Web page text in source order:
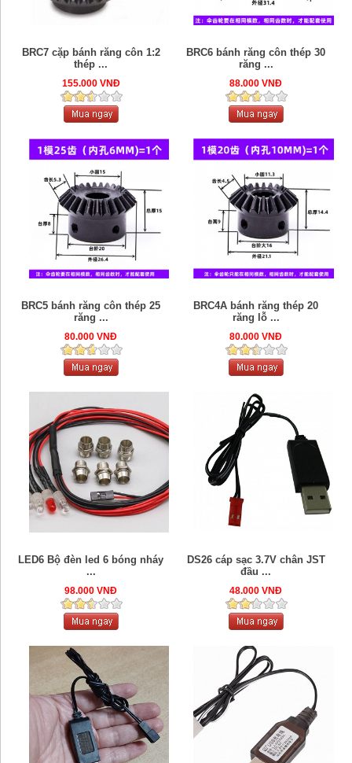
BRC7 cặp bánh răng côn 1:2
thép ...
155.000 VNĐ
BRC6 bánh răng côn thép 30
răng ...
88.000 VNĐ
BRC5 bánh răng côn thép 25
răng ...
80.000 VNĐ
BRC4A bánh răng thép 20
răng lỗ ...
80.000 VNĐ
LED6 Bộ đèn led 6 bóng nháy
...
98.000 VNĐ
DS26 cáp sạc 3.7V chân JST
đầu ...
48.000 VNĐ